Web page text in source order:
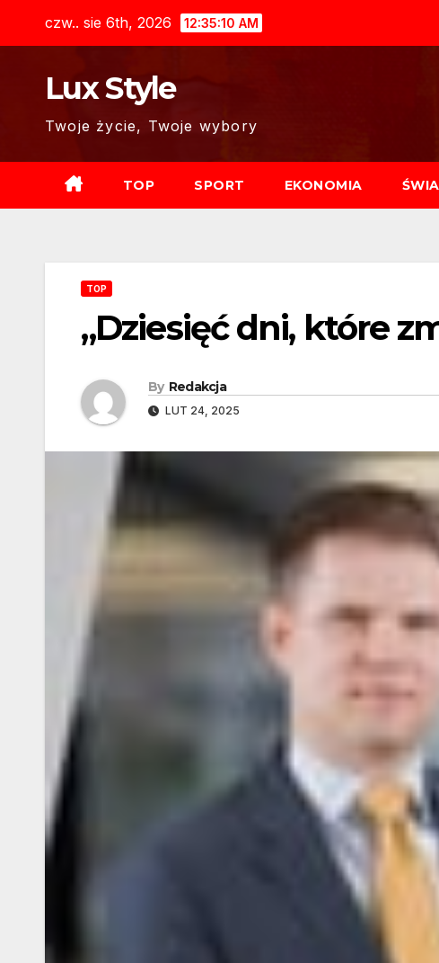
czw.. sie 6th, 2026 12:35:11 AM
Lux Style
Twoje życie, Twoje wybory
TOP SPORT EKONOMIA
TOP
„Dziesięć dni, które
By Redakcja
LUT 24, 2025